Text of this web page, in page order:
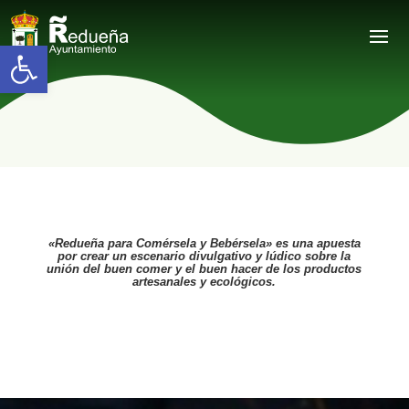
Abrir barra de herramientas
«Redueña para Comérsela y Bebérsela» es una apuesta
por crear un escenario divulgativo y lúdico sobre la
unión del buen comer y el buen hacer de los productos
artesanales y ecológicos.